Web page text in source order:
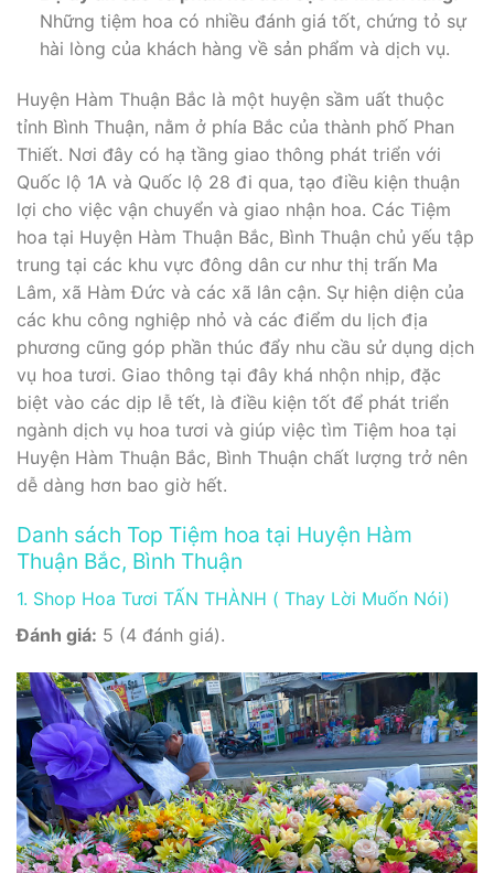
Những tiệm hoa có nhiều đánh giá tốt, chứng tỏ sự
hài lòng của khách hàng về sản phẩm và dịch vụ.
Huyện Hàm Thuận Bắc là một huyện sầm uất thuộc
tỉnh Bình Thuận, nằm ở phía Bắc của thành phố Phan
Thiết. Nơi đây có hạ tầng giao thông phát triển với
Quốc lộ 1A và Quốc lộ 28 đi qua, tạo điều kiện thuận
lợi cho việc vận chuyển và giao nhận hoa. Các Tiệm
hoa tại Huyện Hàm Thuận Bắc, Bình Thuận chủ yếu tập
trung tại các khu vực đông dân cư như thị trấn Ma
Lâm, xã Hàm Đức và các xã lân cận. Sự hiện diện của
các khu công nghiệp nhỏ và các điểm du lịch địa
phương cũng góp phần thúc đẩy nhu cầu sử dụng dịch
vụ hoa tươi. Giao thông tại đây khá nhộn nhịp, đặc
biệt vào các dịp lễ tết, là điều kiện tốt để phát triển
ngành dịch vụ hoa tươi và giúp việc tìm Tiệm hoa tại
Huyện Hàm Thuận Bắc, Bình Thuận chất lượng trở nên
dễ dàng hơn bao giờ hết.
Danh sách Top Tiệm hoa tại Huyện Hàm
Thuận Bắc, Bình Thuận
1. Shop Hoa Tươi TẤN THÀNH ( Thay Lời Muốn Nói)
Đánh giá: 5 (4 đánh giá).